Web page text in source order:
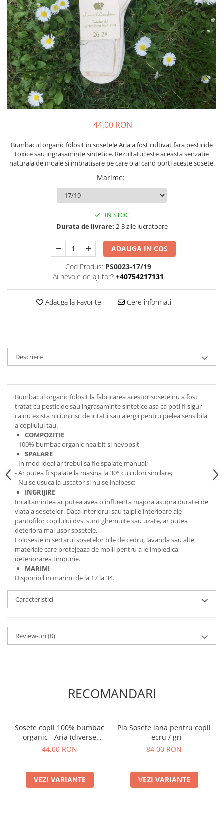
Produse pentru casa
Accesorii
Idei pentru casa
Prosoape bucatarie
44,00 RON
Bumbacul organic folosit in sosetele Aria a fost cultivat fara pesticide
toxice sau ingrasaminte sintetice. Rezultatul este aceasta senzatie
naturala de moale si imbratisare pe care o ai cand porti aceste sosete.
Marime:
IN STOC
Durata de livrare: 2-3 zile lucratoare
ADAUGA IN COS
Cod Produs: PS0023-17/19
Ai nevoie de ajutor? +40754217131
Adauga la Favorite Cere informatii
Descriere
Bumbacul organic folosit la fabricarea acestor sosete nu a fost
tratat cu pesticide sau ingrasaminte sintetice asa ca poti fi sigur
ca nu exista niciun risc de iritatii sau alergii pentru pielea sensibila
a copilului tau.
COMPOZITIE
- 100% bumbac organic nealbit si nevopsit
SPALARE
- In mod ideal ar trebui sa fie spalate manual;
- Ar putea fi spalate la masina la 30° cu culori similare;
- Nu se usuca la uscator si nu se inalbesc;
INGRIJIRE
Incaltamintea ar putea avea o influenta majora asupra duratei de
viata a sosetelor. Daca interiorul sau talpile interioare ale
pantofilor copilului dvs. sunt ghemuite sau uzate, ar putea
deteriora mai usor sosetele.
Foloseste in sertarul sosetelor bile de cedru, lavanda sau alte
materiale care protejeaza de molii pentru a le impiedica
deteriorarea timpurie.
MARIMI
Disponibil in marimi de la 17 la 34.
Caracteristici
Review-uri(0)
RECOMANDARI
Sosete copii 100% bumbac
organic - Aria (diverse
marimi)
44,00 RON
VEZI VARIANTE
Pia Sosete lana pentru copii
- ecru / gri
84,00 RON
VEZI VARIANTE